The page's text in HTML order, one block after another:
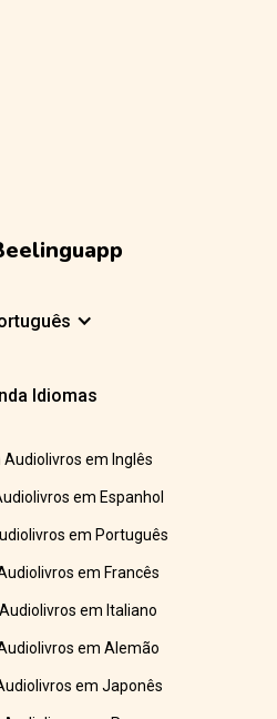
Idiomas
em Inglês
em Espanhol
em Português
em Francês
em Italiano
em Alemão
em Japonês